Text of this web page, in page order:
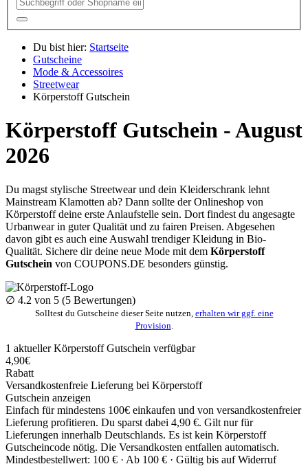
Du bist hier: Startseite
Gutscheine
Mode & Accessoires
Streetwear
Körperstoff Gutschein
Körperstoff Gutschein - August
2026
Du magst stylische Streetwear und dein Kleiderschrank lehnt
Mainstream Klamotten ab? Dann sollte der Onlineshop von
Körperstoff deine erste Anlaufstelle sein. Dort findest du angesagte
Urbanwear in guter Qualität und zu fairen Preisen. Abgesehen
davon gibt es auch eine Auswahl trendiger Kleidung in Bio-
Qualität. Sichere dir deine neue Mode mit dem Körperstoff
Gutschein von COUPONS.DE besonders günstig.
∅ 4.2 von 5 (5 Bewertungen)
Solltest du Gutscheine dieser Seite nutzen, erhalten wir ggf. eine
Provision
1 aktueller KörperstoffGutschein verfügbar
4,90€
Rabatt
Versandkostenfreie Lieferung bei Körperstoff
Gutschein anzeigen
Einfach für mindestens 100€ einkaufen und von versandkostenfreier
Lieferung profitieren. Du sparst dabei 4,90 €. Gilt nur für
Lieferungen innerhalb Deutschlands. Es ist kein Körperstoff
Gutscheincode nötig. Die Versandkosten entfallen automatisch.
Mindestbestellwert: 100 € · Ab 100 € · Gültig bis auf Widerruf